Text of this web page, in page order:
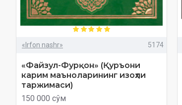
«Irfon nashr» 5174
«Файзул-Фурқон» (Қуръони
карим маъноларининг изоҳли
таржимаси)
150 000 сўм